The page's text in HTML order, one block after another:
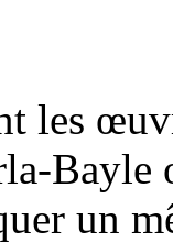
les
un